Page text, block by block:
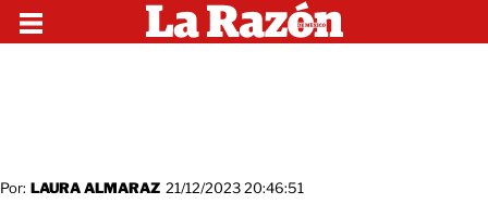
Por: LAURA ALMARAZ 21/12/2023 20:46:51